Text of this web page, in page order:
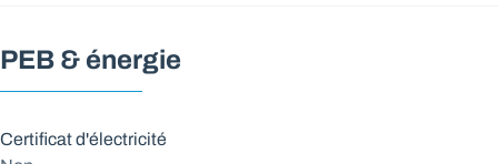
PEB & énergie
Certificat d'électricité